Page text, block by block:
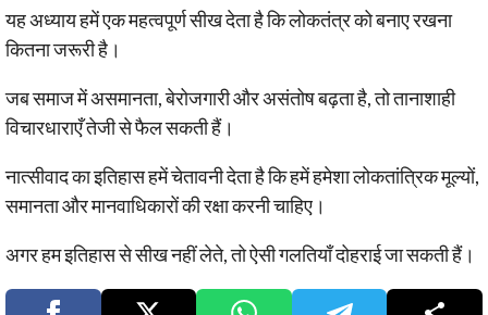
यह अध्याय हमें एक महत्वपूर्ण सीख देता है कि लोकतंत्र को बनाए रखना
कितना जरूरी है।
जब समाज में असमानता, बेरोजगारी और असंतोष बढ़ता है, तो तानाशाही
विचारधाराएँ तेजी से फैल सकती हैं।
नात्सीवाद का इतिहास हमें चेतावनी देता है कि हमें हमेशा लोकतांत्रिक मूल्यों,
समानता और मानवाधिकारों की रक्षा करनी चाहिए।
अगर हम इतिहास से सीख नहीं लेते, तो ऐसी गलतियाँ दोहराई जा सकती हैं।